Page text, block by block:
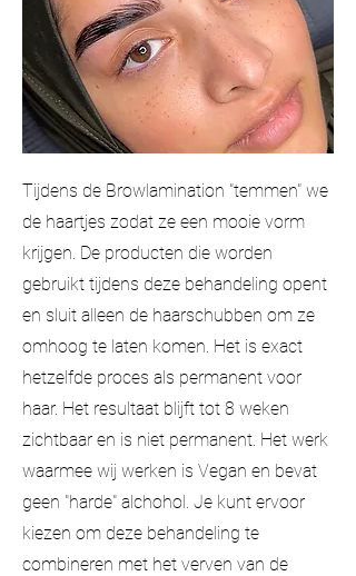
Tijdens de Browlamination "temmen" we
de haartjes zodat ze een mooie vorm
krijgen. De producten die worden
gebruikt tijdens deze behandeling opent
en sluit alleen de haarschubben om ze
omhoog te laten komen. Het is exact
hetzelfde proces als permanent voor
haar. Het resultaat blijft tot 8 weken
zichtbaar en is niet permanent. Het werk
waarmee wij werken is Vegan en bevat
geen "harde" alchohol. Je kunt ervoor
kiezen om deze behandeling te
combineren met het verven van de